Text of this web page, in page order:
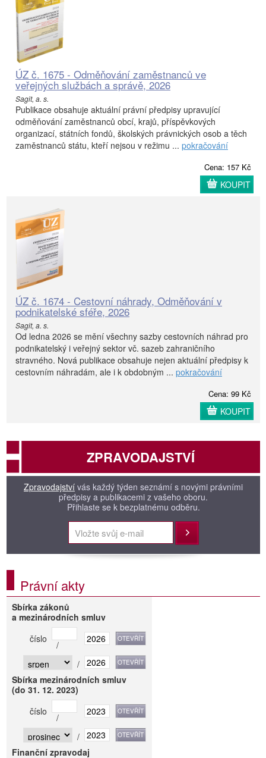
ÚZ č. 1675 - Odměňování zaměstnanců ve
veřejných službách a správě, 2026
Sagit, a. s.
Publikace obsahuje aktuální právní předpisy upravující
odměňování zaměstnanců obcí, krajů, příspěvkových
organizací, státních fondů, školských právnických osob a těch
zaměstnanců státu, kteří nejsou v režimu ... pokračování
Cena: 157 Kč
KOUPIT
ÚZ č. 1674 - Cestovní náhrady, Odměňování v
podnikatelské sféře, 2026
Sagit, a. s.
Od ledna 2026 se mění všechny sazby cestovních náhrad pro
podnikatelský i veřejný sektor vč. sazeb zahraničního
stravného. Nová publikace obsahuje nejen aktuální předpisy k
cestovním náhradám, ale i k obdobným ... pokračování
Cena: 99 Kč
KOUPIT
ZPRAVODAJSTVÍ
Zpravodajství vás každý týden seznámí s novými právními
předpisy a publikacemi z vašeho oboru.
Přihlaste se k bezplatnému odběru.
Přihlásit
Právní akty
Sbírka zákonů
a mezinárodních smluv
číslo
/
/
Sbírka mezinárodních smluv
(do 31. 12. 2023)
číslo
/
/
Finanční zpravodaj